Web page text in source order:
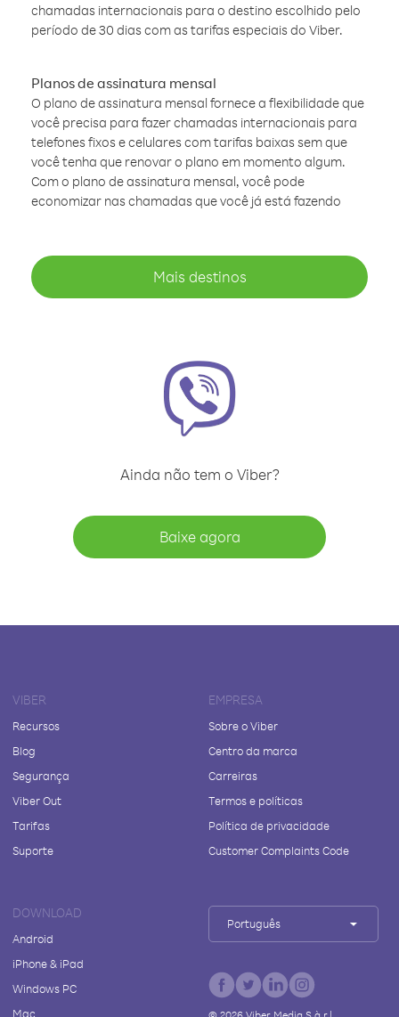
chamadas internacionais para o destino escolhido pelo
período de 30 dias com as tarifas especiais do Viber.
Planos de assinatura mensal
O plano de assinatura mensal fornece a flexibilidade que
você precisa para fazer chamadas internacionais para
telefones fixos e celulares com tarifas baixas sem que
você tenha que renovar o plano em momento algum.
Com o plano de assinatura mensal, você pode
economizar nas chamadas que você já está fazendo
Mais destinos
Ainda não tem o Viber?
Baixe agora
VIBER
Recursos
Blog
Segurança
Viber Out
Tarifas
Suporte
EMPRESA
Sobre o Viber
Centro da marca
Carreiras
Termos e políticas
Política de privacidade
Customer Complaints Code
DOWNLOAD
Android
iPhone & iPad
Windows PC
Mac
Português